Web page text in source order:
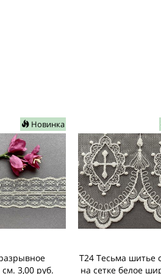
Новинка
3,00 руб.
Т24 Тесьма шитье
на сетке белое